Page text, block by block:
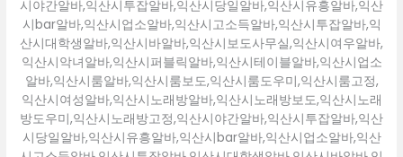
시야간알바,익산시투잡알바,익산시당일알바,익산시유흥알바,익산
시bar알바,익산시업소알바,익산시고소득알바,익산시투잡알바,익
산시대학생알바,익산시바알바,익산시보도사무실,익산시여우알바,
익산시악녀알바,익산시퍼블릭알바,익산시테이블알바,익산시업소
알바,익산시룸알바,익산시룸보도,익산시룸도우미,익산시룸고정,
익산시여성알바,익산시노래방알바,익산시노래방보도,익산시노래
방도우미,익산시노래방고정,익산시야간알바,익산시투잡알바,익산
시당일알바,익산시유흥알바,익산시bar알바,익산시업소알바,익산